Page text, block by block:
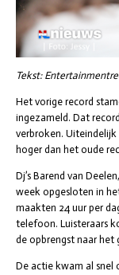
Tekst:
Het vorige record
ingezameld. Dat
verbroken. Uiteindelijk
hoger dan het oude
Dj’s Barend van
week opgesloten in
maakten 24 uur per
telefoon. Luisteraars
de opbrengst naar het
De actie kwam al snel